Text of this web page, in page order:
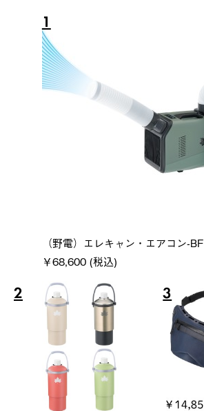
1
（野電）エレキャン・エアコン-BF
￥68,600 (税込)
2 3